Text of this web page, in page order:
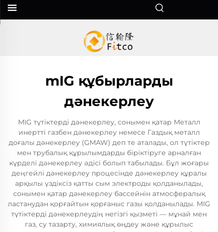
mIG құбырларды
дәнекерлеу
MIG түтіктерді дәнекерлеу, сонымен қатар Металл
инертті газбен дәнекерлеу немесе Газдық металл
доғалы дәнекерлеу (GMAW) деп те аталады, ол түтіктер
мен трубалық құрылымдарды біріктіруге арналған
күрделі дәнекерлеу әдісі болып табылады. Бұл жоғары
деңгейлі дәнекерлеу процесінде дәнекерлеу құралы
арқылы үздіксіз қатты сым электроды қолданылады,
сонымен қатар дәнекерлеу бассейнін атмосфералық
ластанудан қорғайтын қорғаныс газы қолданылады. MIG
түтіктерді дәнекерлеудің негізгі қызметі — мұнай мен
газ, су тазарту, химиялық өңдеу және құрылыс